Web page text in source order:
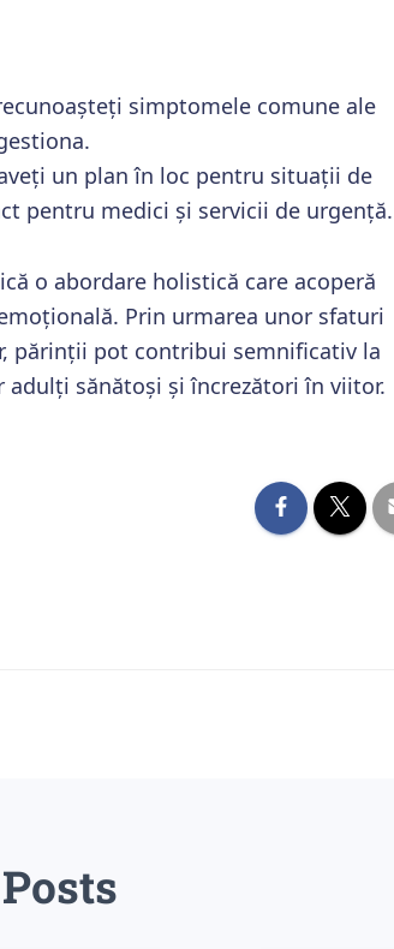
simptomele comune ale
un plan în loc pentru situații de
pentru medici și servicii de urgență.
o abordare holistică care acoperă
Prin urmarea unor sfaturi
părinții pot contribui semnificativ la
sănătoși și încrezători în viitor.